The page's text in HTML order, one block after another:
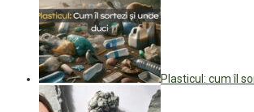
Plasticul: cum îl